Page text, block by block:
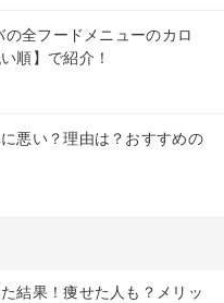
の全フードメニューのカロ
順】で紹介！
悪い？理由は？おすすめの
結果！痩せた人も？メリッ